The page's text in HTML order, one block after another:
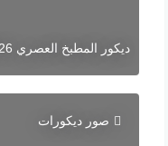
ديكور المطبخ العصري 2026 — الألوان والتصاميم
صور ديكورات